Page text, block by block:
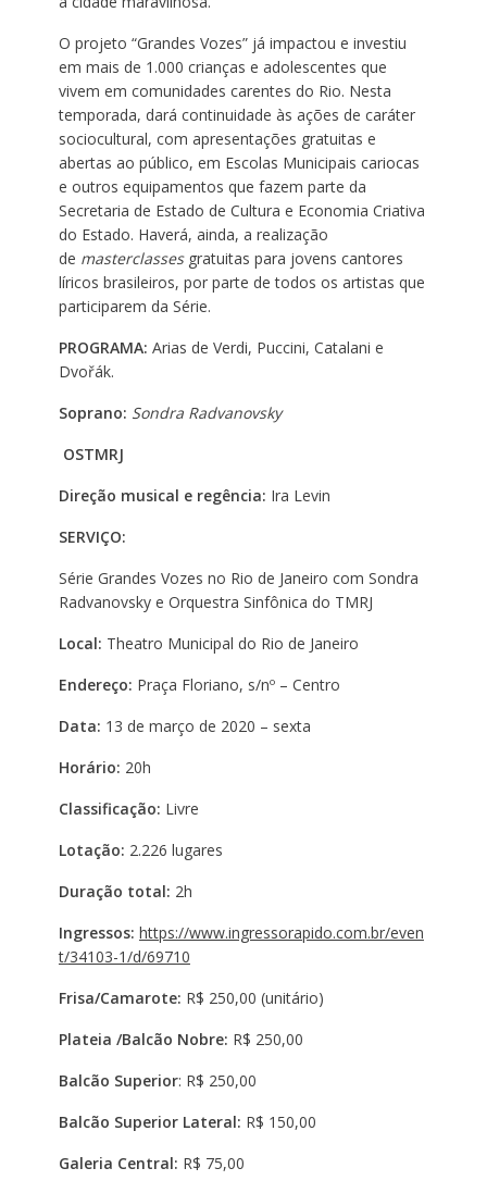
O projeto “Grandes Vozes” já impactou e investiu
em mais de 1.000 crianças e adolescentes que
vivem em comunidades carentes do Rio. Nesta
temporada, dará continuidade às ações de caráter
sociocultural, com apresentações gratuitas e
abertas ao público, em Escolas Municipais cariocas
e outros equipamentos que fazem parte da
Secretaria de Estado de Cultura e Economia Criativa
do Estado. Haverá, ainda, a realização
de masterclassesgratuitas para jovens cantores
líricos brasileiros, por parte de todos os artistas que
participarem da Série.
PROGRAMA: Arias de Verdi, Puccini, Catalani e
Dvořák.
Soprano: Sondra Radvanovsky
OSTMRJ
Direção musical e regência: Ira Levin
SERVIÇO:
Série Grandes Vozes no Rio de Janeiro com Sondra
Radvanovsky e Orquestra Sinfônica do TMRJ
Local: Theatro Municipal do Rio de Janeiro
Endereço: Praça Floriano, s/nº – Centro
Data: 13 de março de 2020 – sexta
Horário: 20h
Classificação: Livre
Lotação: 2.226 lugares
Duração total: 2h
Ingressos: https://www.ingressorapido.com.br/even
t/34103-1/d/69710
Frisa/Camarote: R$ 250,00 (unitário)
Plateia /Balcão Nobre: R$ 250,00
Balcão Superior: R$ 250,00
Balcão Superior Lateral: R$ 150,00
Galeria Central: R$ 75,00